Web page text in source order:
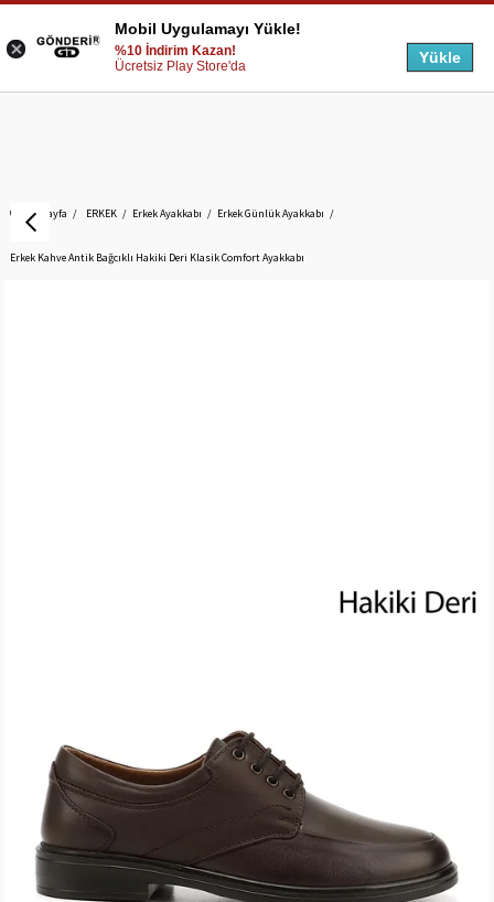
Anasayfa ERKEK Erkek Ayakkabı Erkek Günlük Ayakkabı
Erkek Kahve Antik Bağcıklı Hakiki Deri Klasik Comfort Ayakkabı
Mobil Uygulamayı Yükle!
%10 İndirim Kazan!
Ücretsiz Play Store'da
Yükle